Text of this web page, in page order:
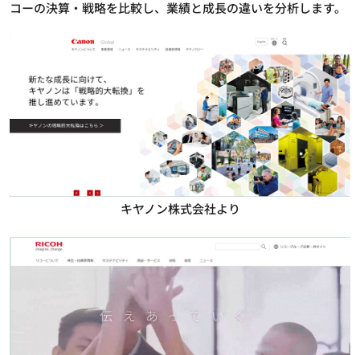
コーの決算・戦略を比較し、業績と成長の違いを分析します。
キヤノン株式会社より